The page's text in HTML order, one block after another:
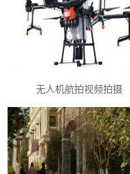
无人机航拍视频拍摄